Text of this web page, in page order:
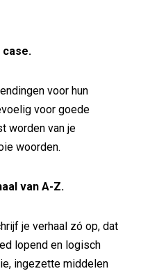
case.
voor hun
voor goede
worden van je
woorden.
van A-Z.
je verhaal zó op, dat
lopend en logisch
ingezette middelen